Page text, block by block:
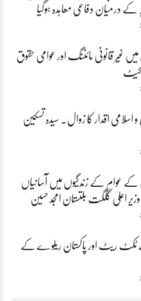
کے درمیان دفاعی معاہدہ ہوگیا
غیر قانونی مائننگ اور عوامی حقوق
و اسلامی اقدار کا زوال. سیدہ تسکین
کے عوام کے زندگیوں میں آسانیاں
اعلیٰ گلگت بلتستان امجد حسین
ٹکٹ ریٹ اور پاکستان ریلوے کے